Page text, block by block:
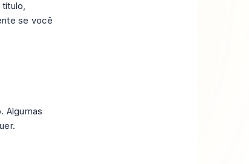
se você
Algumas